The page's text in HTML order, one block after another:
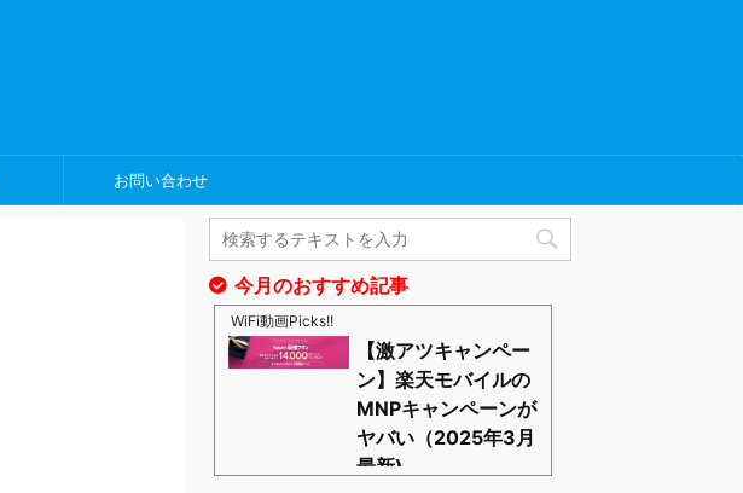
お問い合わせ
今月のおすすめ記事
WiFi動画Picks!!
【激アツキャンペー
ン】楽天モバイルの
MNPキャンペーンが
ヤバい（2025年3月
最新)